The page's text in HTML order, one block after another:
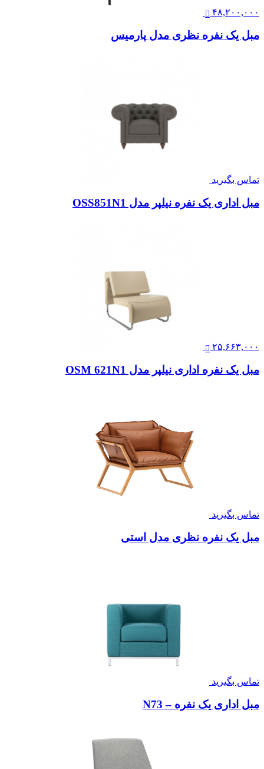
۴۸,۲۰۰,۰۰۰
مبل یک نفره نظری مدل پارمیس
تماس بگیرید
مبل اداری یک نفره نیلپر مدل OSS851N1
۲۵,۶۶۳,۰۰۰
مبل یک نفره اداری نیلپر مدل OSM 621N1
تماس بگیرید
مبل یک نفره نظری مدل استی
تماس بگیرید
مبل اداری یک نفره – N73